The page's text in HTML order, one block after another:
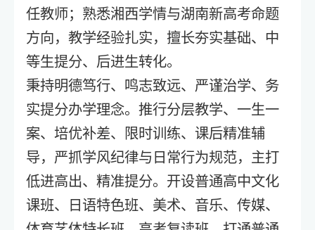
任教师；熟悉湘西学情与湖南新高考命题
方向，教学经验扎实，擅长夯实基础、中
等生提分、后进生转化。
秉持明德笃行、鸣志致远、严谨治学、务
实提分办学理念。推行分层教学、一生一
案、培优补差、限时训练、课后精准辅
导，严抓学风纪律与日常行为规范，主打
低进高出、精准提分。开设普通高中文化
课班、日语特色班、美术、音乐、传媒、